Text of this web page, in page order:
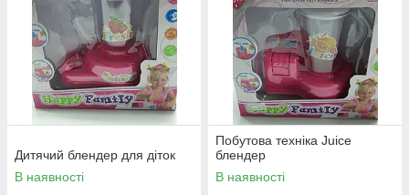
Дитячий блендер для діток
В наявності
Побутова техніка Juice
блендер
В наявності